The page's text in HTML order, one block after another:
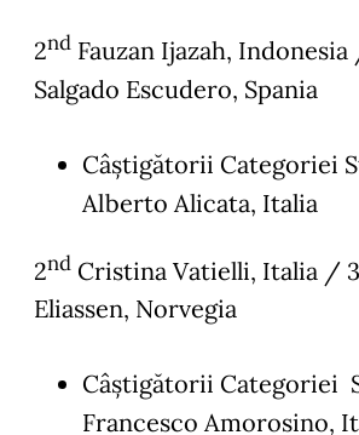
2nd Fauzan Ijazah,
Salgado Escudero, Spania
Câștigătorii Categoriei
Alberto Alicata, Italia
2nd Cristina Vatielli, Italia / 3
Eliassen, Norvegia
Câștigătorii Categoriei
Francesco Amorosino,